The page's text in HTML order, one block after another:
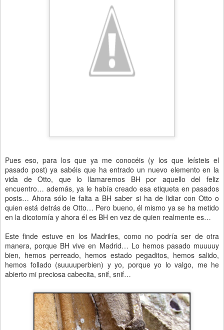
Pues eso, para los que ya me conocéis (y los que leísteis el
pasado post) ya sabéis que ha entrado un nuevo elemento en la
vida de Otto, que lo llamaremos BH por aquello del feliz
encuentro… además, ya le había creado esa etiqueta en pasados
posts… Ahora sólo le falta a BH saber si ha de lidiar con Otto o
quien está detrás de Otto… Pero bueno, él mismo ya se ha metido
en la dicotomía y ahora él es BH en vez de quien realmente es…
Este finde estuve en los Madriles, como no podría ser de otra
manera, porque BH vive en Madrid… Lo hemos pasado muuuuy
bien, hemos perreado, hemos estado pegaditos, hemos salido,
hemos follado (suuuuperbien) y yo, porque yo lo valgo, me he
abierto mi preciosa cabecita, snif, snif…